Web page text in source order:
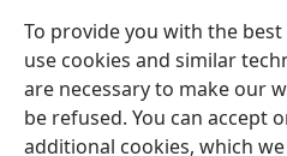
To provide you with the
use cookies and similar
are necessary to make our
be refused. You can accept
additional cookies, which
Συνεισφορές
(ανοίγει
νέο
παράθυρο)Σκοπιά ΒΙΒΛΙΟΘΗΚΗ ΚΟ
(ανοίγει
νέο